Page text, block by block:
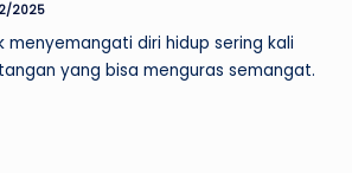
2025
menyemangati diri hidup sering kali
yang bisa menguras semangat.